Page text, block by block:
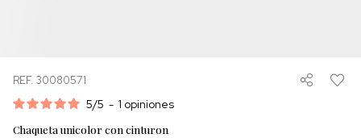
REF. 30080571
5/5 - 1 opiniones
Chaqueta unicolor con cinturon